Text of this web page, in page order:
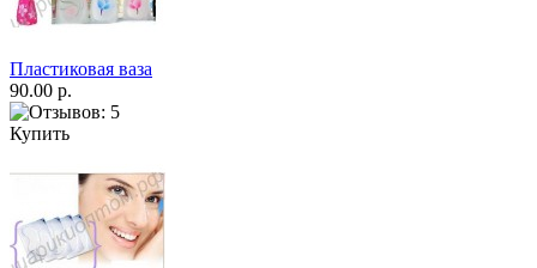
Пластиковая ваза
90.00 р.
Купить